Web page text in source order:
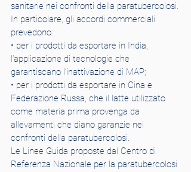
sanitarie nei confronti della paratubercolosi.
In particolare, gli accordi commerciali
prevedono:
• per i prodotti da esportare in India,
l’applicazione di tecnologie che
garantiscano l’inattivazione di MAP;
• per i prodotti da esportare in Cina e
Federazione Russa, che il latte utilizzato
come materia prima provenga da
allevamenti che diano garanzie nei
confronti della paratubercolosi.
Le Linee Guida proposte dal Centro di
Referenza Nazionale per la paratubercolosi